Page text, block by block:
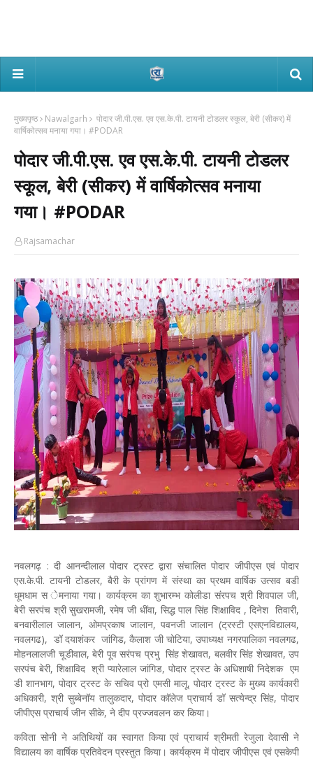
मुख्यपृष्ठ Nawalgarh
पोदार जी.पी.एस. एव एस.के.पी. टायनी टोडलर स्कूल, बेरी (सीकर) में
वार्षिकोत्सव मनाया गया। #PODAR
पोदार जी.पी.एस. एव एस.के.पी. टायनी टोडलर
स्कूल, बेरी (सीकर) में वार्षिकोत्सव मनाया
गया। #PODAR
Rajsamachar
नवलगढ़ : दी आनन्दीलाल पोदार ट्रस्ट द्वारा संचालित पोदार जीपीएस एवं पोदार
एस.के.पी. टायनी टोडलर, बैरी के प्रांगण में संस्था का प्रथम वार्षिक उत्सव बडी
धूमधाम स ेमनाया गया। कार्यक्रम का शुभारम्भ कोलीडा संरपच श्री शिवपाल जी,
बेरी सरपंच श्री सुखरामजी, रमेष जी धींवा, सिद्ध पाल सिंह शिक्षाविद , दिनेश तिवारी,
बनवारीलाल जालान, ओमप्रकाष जालान, पवनजी जालान (ट्रस्टी एसएनविद्यालय,
नवलगढ), डॉ दयाशंकर जांगिड, कैलाश जी चोटिया, उपाध्यक्ष नगरपालिका नवलगढ,
मोहनलालजी चूडीवाल, बेरी पूव सरंपच प्रभु सिंह शेखावत, बलवीर सिंह शेखावत, उप
सरपंच बेरी, शिक्षाविद श्री प्यारेलाल जांगिड, पोदार ट्रस्ट के अधिशाषी निदेशक एम
डी शानभाग, पोदार ट्रस्ट के सचिव प्रो एमसी मालू, पोदार ट्रस्ट के मुख्य कार्यकारी
अधिकारी, श्री सुब्बेनॉय तालुकदार, पोदार कॉलेज प्राचार्य डॉ सत्येन्द्र सिंह, पोदार
जीपीएस प्राचार्य जीन सीके, ने दीप प्रज्जवलन कर किया।
कविता सोनी ने अतिथियों का स्वागत किया एवं प्राचार्य श्रीमती रेजुला देवासी ने
विद्यालय का वार्षिक प्रतिवेदन प्रस्तुत किया। कार्यक्रम में पोदार जीपीएस एवं एसकेपी